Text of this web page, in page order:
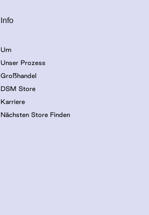
Info
Um
Unser Prozess
Großhandel
DSM Store
Karriere
Nächsten Store Finden